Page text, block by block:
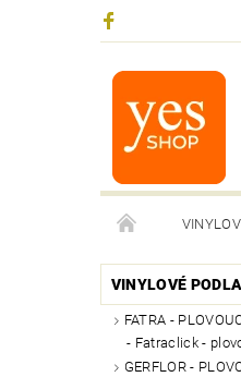
VINYLOVÉ
FATRA -
Fatraclick -
GERFLOR -